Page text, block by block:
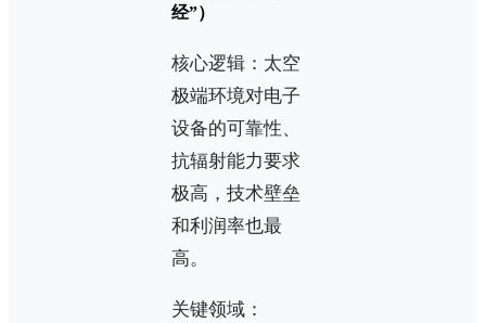
经”）
核心逻辑：太空
极端环境对电子
设备的可靠性、
抗辐射能力要求
极高，技术壁垒
和利润率也最
高。
关键领域：